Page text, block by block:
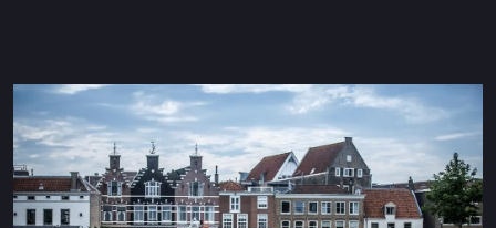
Maxima 630 Elettrico
Maxima 720 retro Elettrico
Maxima 820 retro elettrica